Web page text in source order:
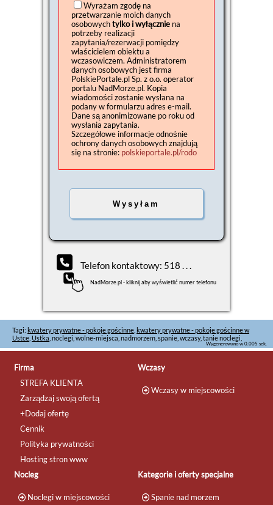
Wyrażam zgodę na
przetwarzanie moich danych
osobowychtylko i wyłącznie na
potrzeby realizacji
zapytania/rezerwacji pomiędzy
właścicielem obiektu a
wczasowiczem. Administratorem
danych osobowych jest firma
PolskiePortale.pl Sp. z o.o. operator
portalu NadMorze.pl. Kopia
wiadomości zostanie wysłana na
podany w formularzu adres e-mail.
Dane są anonimizowane po roku od
wysłania zapytania.
Szczegółowe informacje odnośnie
ochrony danych osobowych znajdują
się na stronie: polskieportale.pl/rodo
Telefon kontaktowy: 518 . . .
NadMorze.pl - kliknij aby wyświetlić numer telefonu
Tagi: kwatery prywatne - pokoje gościnne kwatery prywatne - pokoje gościnne w
Ustce Ustka , noclegi, wolne-miejsca, nadmorzem, spanie, wczasy, tanie noclegi,
Wygenerowano w 0.005 sek.
Firma
STREFA KLIENTA
Zarządzaj swoją ofertą
+Dodaj ofertę
Cennik
Polityka prywatności
Hosting stron www
Wczasy
Wczasy w miejscowości
Nocleg
Noclegi w miejscowości
Kategorie i oferty specjalne
Spanie nad morzem